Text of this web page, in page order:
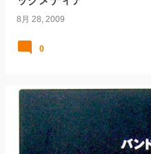
8月 28, 2009
0